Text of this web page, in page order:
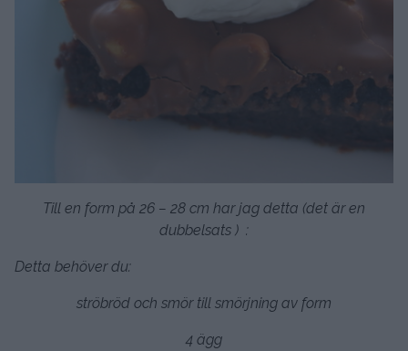
Till en form på 26 – 28 cm har jag detta (det är en
dubbelsats ) :
Detta behöver du:
ströbröd och smör till smörjning av form
4 ägg